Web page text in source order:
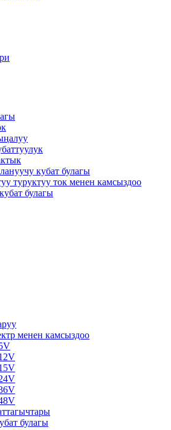
кубат булагы
туруктуу ток менен камсыздоо
булагы
менен камсыздоо
булагы